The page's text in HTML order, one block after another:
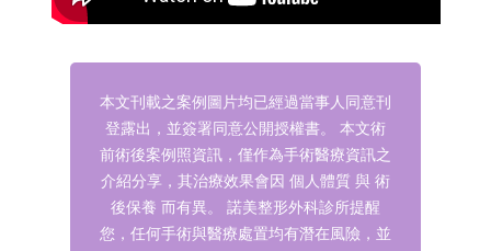
本文刊載之案例圖片均已經過當事人同意刊
登露出，並簽署同意公開授權書。
本文術
前術後案例照資訊，僅作為手術醫療資訊之
介紹分享，其治療效果會因 個人體質 與 術
後保養 而有異。
諾美整形外科診所提醒
您，任何手術與醫療處置均有潛在風險，並